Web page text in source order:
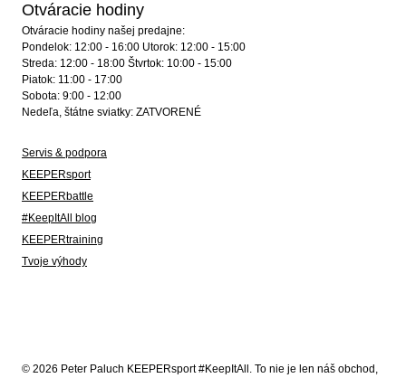
Otváracie hodiny
Otváracie hodiny našej predajne:
Pondelok: 12:00 - 16:00 Utorok: 12:00 - 15:00
Streda: 12:00 - 18:00 Štvrtok: 10:00 - 15:00
Piatok: 11:00 - 17:00
Sobota: 9:00 - 12:00
Nedeľa, štátne sviatky: ZATVORENÉ
Servis & podpora
KEEPERsport
KEEPERbattle
#KeepItAll blog
KEEPERtraining
Tvoje výhody
© 2026 Peter Paluch KEEPERsport #KeepItAll. To nie je len náš obchod,